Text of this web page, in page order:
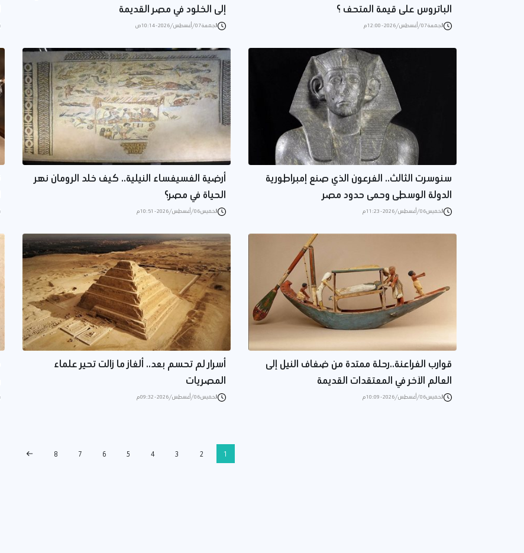
الباتروس على قيمة المتحف ؟
الجمعة 07/أغسطس/2026 - 12:00 م
إلى الخلود في مصر القديمة
الجمعة 07/أغسطس/2026 - 10:14 ص
سنوسرت الثالث.. الفرعون الذي صنع إمبراطورية
الدولة الوسطى وحمى حدود مصر
الخميس 06/أغسطس/2026 - 11:23 م
أرضية الفسيفساء النيلية.. كيف خلد الرومان نهر
الحياة في مصر؟
الخميس 06/أغسطس/2026 - 10:51 م
قوارب الفراعنة..رحلة ممتدة من ضفاف النيل إلى
العالم الآخر في المعتقدات القديمة
الخميس 06/أغسطس/2026 - 10:09 م
أسرار لم تحسم بعد.. ألغاز ما زالت تحير علماء
المصريات
الخميس 06/أغسطس/2026 - 09:32 م
1
2
3
4
5
6
7
8